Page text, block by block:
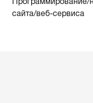
сайта/веб-сервиса